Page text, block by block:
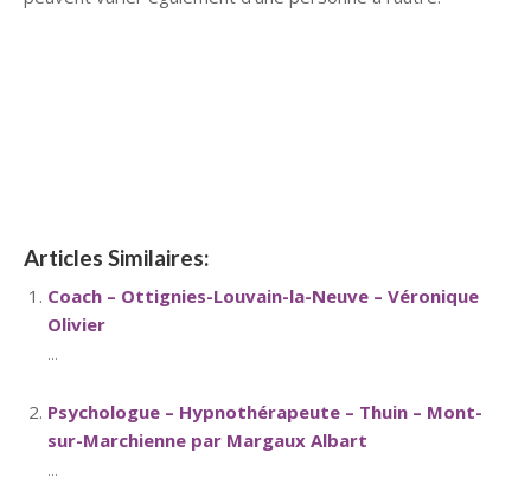
Articles Similaires:
Coach – Ottignies-Louvain-la-Neuve – Véronique
Olivier
...
Psychologue – Hypnothérapeute – Thuin – Mont-
sur-Marchienne par Margaux Albart
...